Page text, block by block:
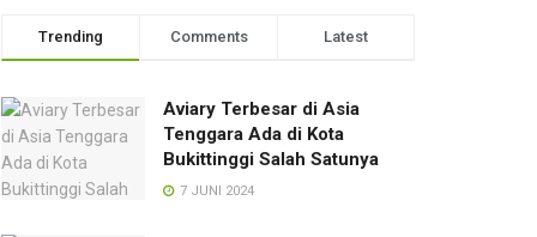
Trending Comments Latest
Aviary Terbesar di Asia
Tenggara Ada di Kota
Bukittinggi Salah Satunya
7 JUNI 2024